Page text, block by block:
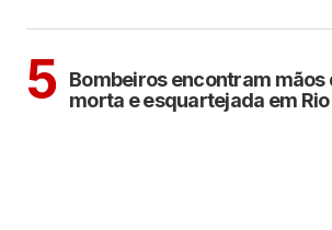
5 Bombeiros encontram mãos
morta e esquartejada em